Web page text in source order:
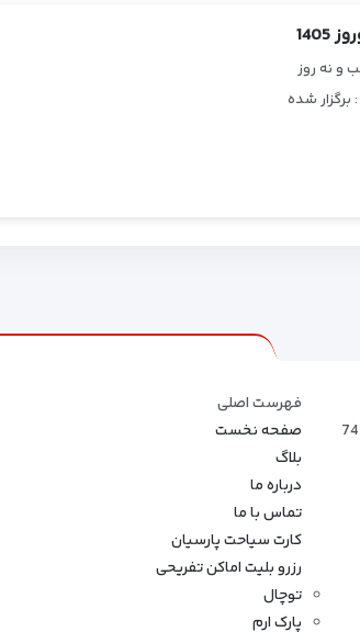
نه روز
: برگزار شده
فهرست اصلی
صفحه نخست
بلاگ
درباره ما
تماس با ما
کارت سیاحت پارسیان
رزرو بلیت اماکن تفریحی
توچال
پارک ارم